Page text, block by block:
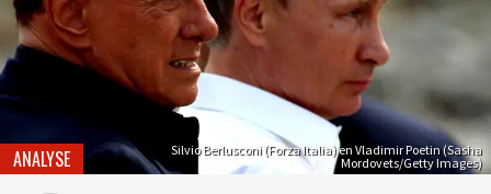
Silvio Berlusconi (Forza Italia) en Vladimir Poetin (Sasha
Mordovets/Getty Images)
ANALYSE